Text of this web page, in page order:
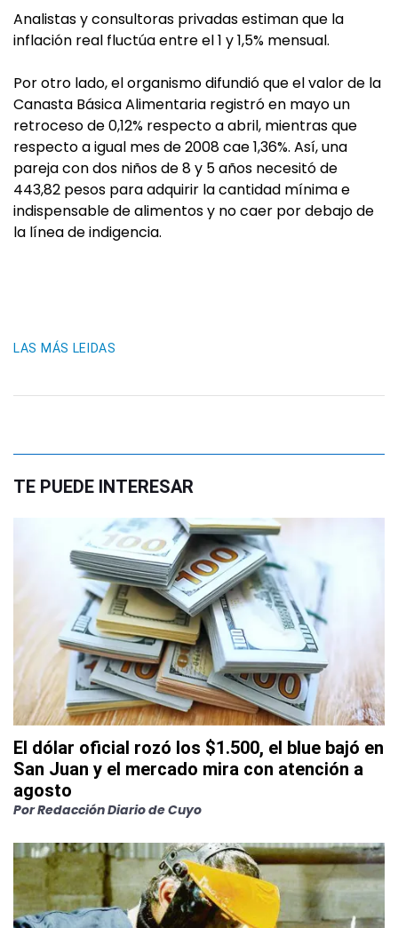
Analistas y consultoras privadas estiman que la
inflación real fluctúa entre el 1 y 1,5% mensual.
Por otro lado, el organismo difundió que el valor de la
Canasta Básica Alimentaria registró en mayo un
retroceso de 0,12% respecto a abril, mientras que
respecto a igual mes de 2008 cae 1,36%. Así, una
pareja con dos niños de 8 y 5 años necesitó de
443,82 pesos para adquirir la cantidad mínima e
indispensable de alimentos y no caer por debajo de
la línea de indigencia.
LAS MÁS LEIDAS
TE PUEDE INTERESAR
El dólar oficial rozó los $1.500, el blue bajó en
San Juan y el mercado mira con atención a
agosto
PorRedacción Diario de Cuyo